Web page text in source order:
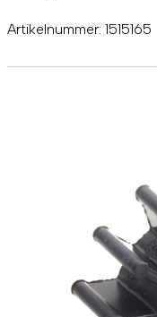
Artikelnummer: 1515165